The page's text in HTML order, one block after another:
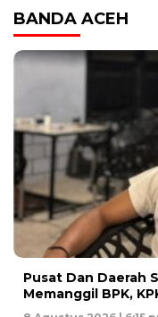
BANDA ACEH
Pusat Dan Daerah
Memanggil BPK,